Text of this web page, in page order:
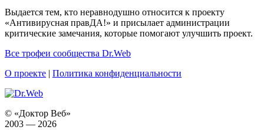
Выдается тем, кто неравнодушно относится к проекту
«Антивирусная правДА!» и присылает администрации
критические замечания, которые помогают улучшить проект.
Все трофеи сообщества Dr.Web
О проекте | Политика конфиденциальности
© «Доктор Веб»
2003 — 2026